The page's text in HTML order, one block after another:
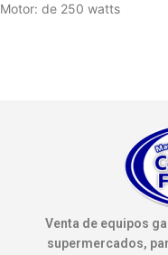
Motor: de 250 watts
Venta de equipos
supermercados,